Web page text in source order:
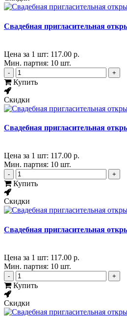
Свадебная пригласительная
Цена за 1 шт: 117.00 р.
Мин. партия: 10 шт.
- +
Купить
Скидки
Свадебная пригласительная
Цена за 1 шт: 117.00 р.
Мин. партия: 10 шт.
- +
Купить
Скидки
Свадебная пригласительная
Цена за 1 шт: 117.00 р.
Мин. партия: 10 шт.
- +
Купить
Скидки